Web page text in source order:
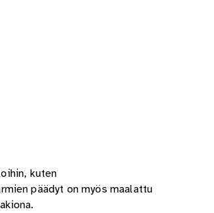
kuten
päädyt on myös maalattu